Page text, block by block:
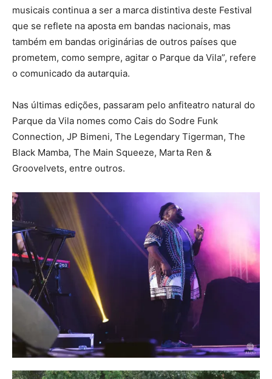
musicais continua a ser a marca distintiva deste Festival
que se reflete na aposta em bandas nacionais, mas
também em bandas originárias de outros países que
prometem, como sempre, agitar o Parque da Vila”, refere
o comunicado da autarquia.
Nas últimas edições, passaram pelo anfiteatro natural do
Parque da Vila nomes como Cais do Sodre Funk
Connection, JP Bimeni, The Legendary Tigerman, The
Black Mamba, The Main Squeeze, Marta Ren &
Groovelvets, entre outros.